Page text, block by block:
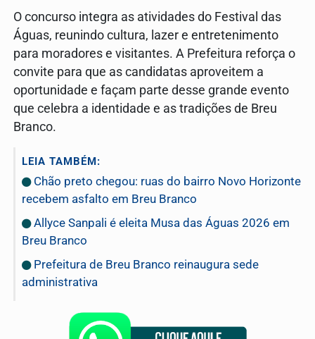
O concurso integra as atividades do Festival das
Águas, reunindo cultura, lazer e entretenimento
para moradores e visitantes. A Prefeitura reforça o
convite para que as candidatas aproveitem a
oportunidade e façam parte desse grande evento
que celebra a identidade e as tradições de Breu
Branco.
LEIA TAMBÉM:
Chão preto chegou: ruas do bairro Novo Horizonte
recebem asfalto em Breu Branco
Allyce Sanpali é eleita Musa das Águas 2026 em
Breu Branco
Prefeitura de Breu Branco reinaugura sede
administrativa